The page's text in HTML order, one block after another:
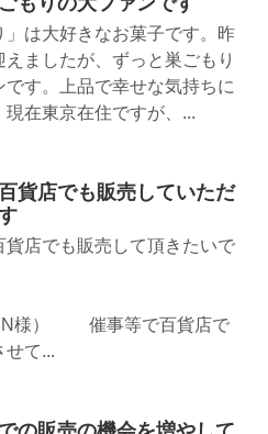
」は大好きなお菓子です。昨
えましたが、ずっと巣ごもり
です。上品で幸せな気持ちに
現在東京在住ですが、...
貨店でも販売していただ
貨店でも販売して頂きたいで
YN様） 催事等で百貨店で
せて...